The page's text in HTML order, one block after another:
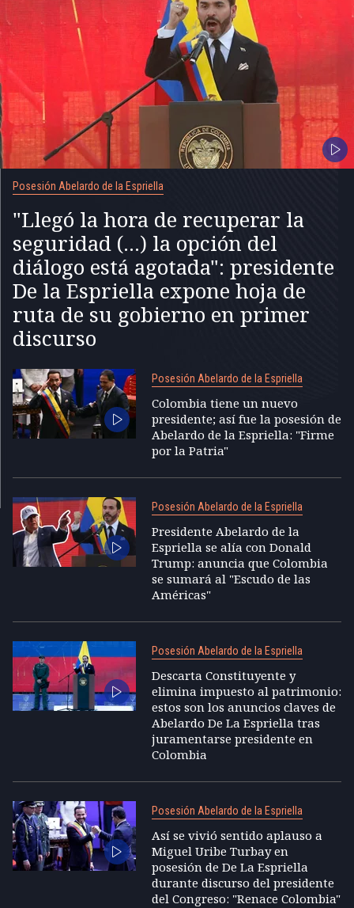
Posesión Abelardo de la Espriella
"Llegó la hora de recuperar la
seguridad (...) la opción del
diálogo está agotada": presidente
De la Espriella expone hoja de
ruta de su gobierno en primer
discurso
Posesión Abelardo de la Espriella
Colombia tiene un nuevo
presidente; así fue la posesión de
Abelardo de la Espriella: "Firme
por la Patria"
Posesión Abelardo de la Espriella
Presidente Abelardo de la
Espriella se alía con Donald
Trump: anuncia que Colombia
se sumará al "Escudo de las
Américas"
Posesión Abelardo de la Espriella
Descarta Constituyente y
elimina impuesto al patrimonio:
estos son los anuncios claves de
Abelardo De La Espriella tras
juramentarse presidente en
Colombia
Posesión Abelardo de la Espriella
Así se vivió sentido aplauso a
Miguel Uribe Turbay en
posesión de De La Espriella
durante discurso del presidente
del Congreso: "Renace Colombia"